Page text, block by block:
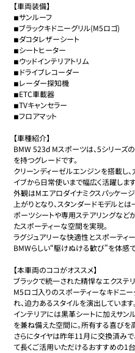
【車両装備】
◾︎サンルーフ
◾︎ブラックキドニーグリル(M5ロゴ)
◾︎ダコタレザーシート
◾︎シートヒーター
◾︎ウッドインテリアトリム
◾︎ドライブレコーダー
◾︎レーダー探知機
◾︎ETC車載器
◾︎TVキャンセラー
◾︎フロアマット
【車種紹介】
BMW 523d Mスポーツは、5シリーズ
を持つグレードです。
クリーンディーゼルエンジンを搭載し
イブから日常使いまで幅広く活躍します
外観はMエアロダイナミクスパッケー
上がりとなり、スタンダードモデルと
ポーツシートや専用ステアリングなど
たスポーティーな空間を実現。
ラグジュアリーな快適性とスポーティ
BMWらしい“駆けぬける歓び”を体感で
【本車両のココがオススメ】
ブラックで統一された精悍なエクステ
M5ロゴ入りのスポーティーなキドニー
れ、迫力あるスタイルを演出しています。
インテリアには黒革シートに加えサン
を兼ね備えた空間に。所有する喜びを
さらにタイヤは昨年11月に交換済みで
て長くご活用いただけるおすすめの1台